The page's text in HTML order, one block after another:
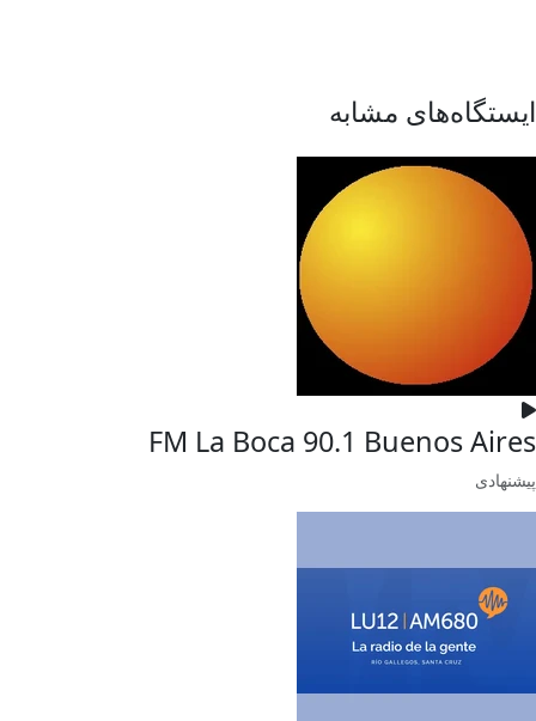
ایستگاه‌های مشابه
FM La Boca 90.1 Buenos Aires
پیشنهادی